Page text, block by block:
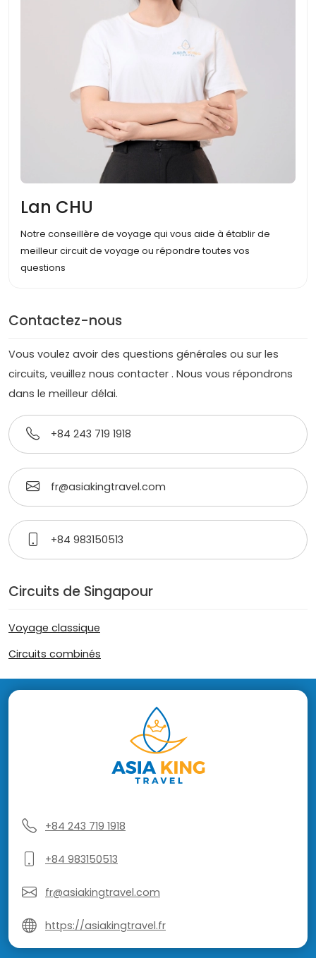
Lan CHU
Notre conseillère de voyage qui vous aide à établir de
meilleur circuit de voyage ou répondre toutes vos
questions
Contactez-nous
Vous voulez avoir des questions générales ou sur les
circuits, veuillez nous contacter . Nous vous répondrons
dans le meilleur délai.
+84 243 719 1918
fr@asiakingtravel.com
+84 983150513
Circuits de Singapour
Voyage classique
Circuits combinés
+84 243 719 1918
+84 983150513
fr@asiakingtravel.com
https://asiakingtravel.fr